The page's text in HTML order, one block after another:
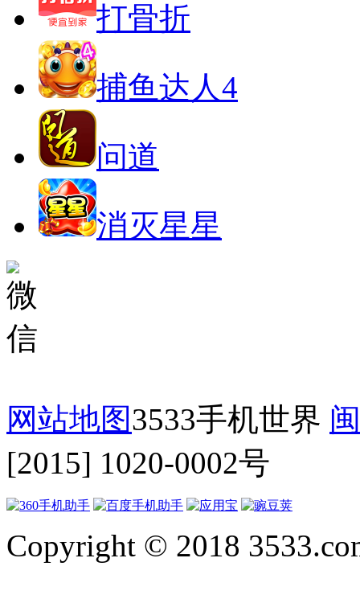
打骨折
捕鱼达人4
问道
消灭星星
网站地图3533手机世界
[2015] 1020-0002号
Copyright © 2018